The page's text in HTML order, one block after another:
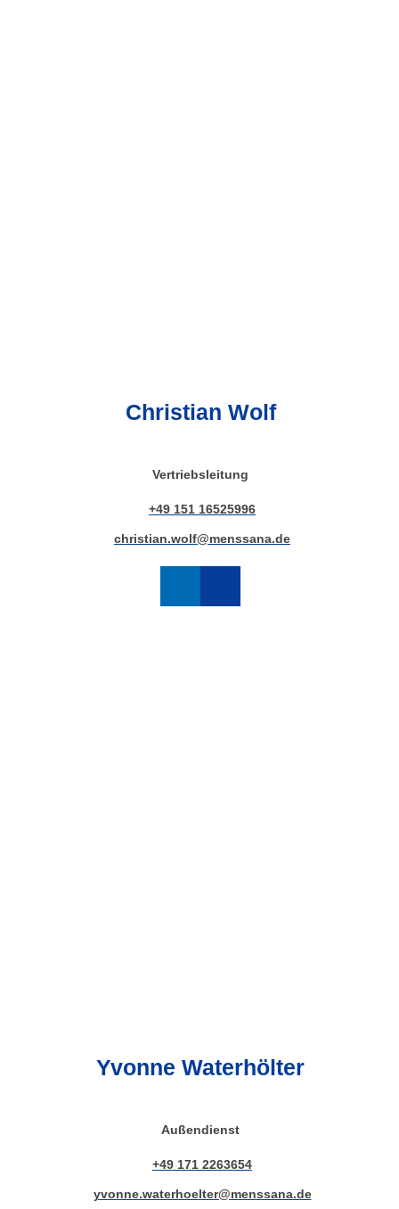
Christian Wolf
Vertriebsleitung
+49 151 16525996
christian.wolf@menssana.de
Yvonne Waterhölter
Außendienst
+49 171 2263654
yvonne.waterhoelter@menssana.de